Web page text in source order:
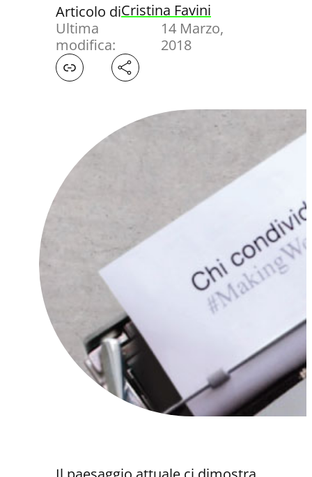
Articolo diCristina Favini
Ultima
modifica:
14 Marzo,
2018